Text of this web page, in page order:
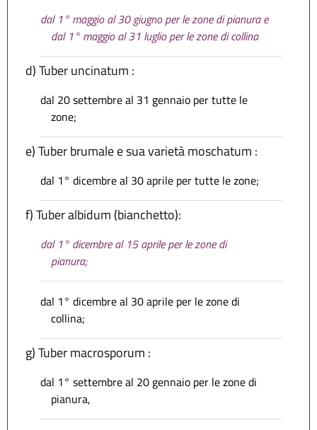
dal 1° maggio al 30 giugno per le zone di pianura e
dal 1° maggio al 31 luglio per le zone di collina
d)Tuber uncinatum :
dal 20 settembre al 31 gennaio per tutte le
zone;
e)Tuber brumale e sua varietà moschatum :
dal 1° dicembre al 30 aprile per tutte le zone;
f)Tuber albidum (bianchetto):
dal 1° dicembre al 15 aprile per le zone di
pianura;
dal 1° dicembre al 30 aprile per le zone di
collina;
g)Tuber macrosporum :
dal 1° settembre al 20 gennaio per le zone di
pianura,